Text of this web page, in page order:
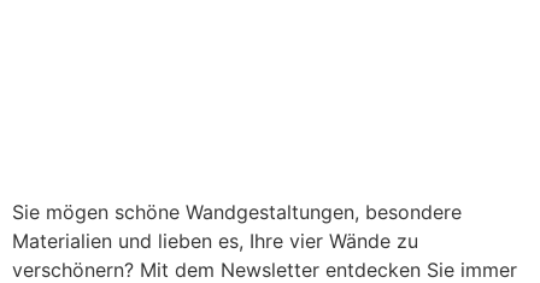
Sie mögen schöne Wandgestaltungen, besondere
Materialien und lieben es, Ihre vier Wände zu
verschönern? Mit dem Newsletter entdecken Sie immer